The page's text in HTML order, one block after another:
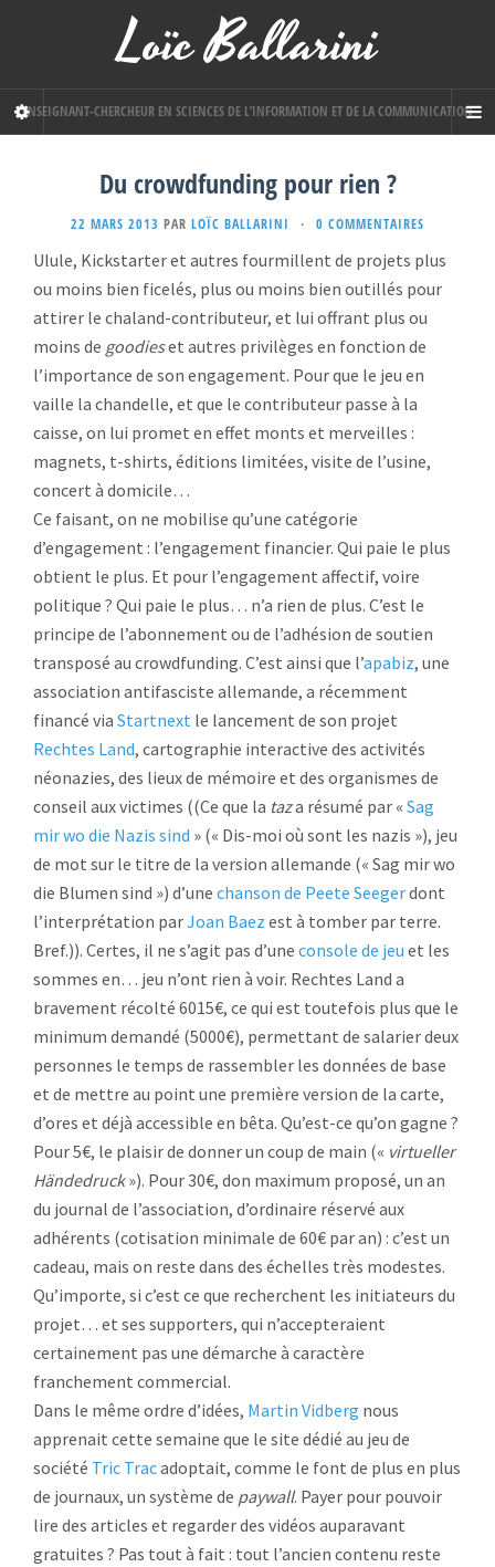
Loïc Ballarini
ENSEIGNANT-CHERCHEUR EN SCIENCES DE L’INFORMATION ET DE LA COMMUNICATION
Du crowdfunding pour rien ?
22 MARS 2013 PAR LOÏC BALLARINI · 0 COMMENTAIRES
Ulule, Kickstarter et autres fourmillent de projets plus
ou moins bien ficelés, plus ou moins bien outillés pour
attirer le chaland-contributeur, et lui offrant plus ou
moins de goodieset autres privilèges en fonction de
l’importance de son engagement. Pour que le jeu en
vaille la chandelle, et que le contributeur passe à la
caisse, on lui promet en effet monts et merveilles :
magnets, t-shirts, éditions limitées, visite de l’usine,
concert à domicile…
Ce faisant, on ne mobilise qu’une catégorie
d’engagement : l’engagement financier. Qui paie le plus
obtient le plus. Et pour l’engagement affectif, voire
politique ? Qui paie le plus… n’a rien de plus. C’est le
principe de l’abonnement ou de l’adhésion de soutien
transposé au crowdfunding. C’est ainsi que l’apabiz, une
association antifasciste allemande, a récemment
financé via Startnext le lancement de son projet
Rechtes Land, cartographie interactive des activités
néonazies, des lieux de mémoire et des organismes de
conseil aux victimes ((Ce que la taza résumé par « Sag
mir wo die Nazis sind » (« Dis-moi où sont les nazis »), jeu
de mot sur le titre de la version allemande (« Sag mir wo
die Blumen sind ») d’une chanson de Peete Seegerdont
l’interprétation parJoan Baez est à tomber par terre.
Bref.)). Certes, il ne s’agit pas d’une console de jeu et les
sommes en… jeu n’ont rien à voir. Rechtes Land a
bravement récolté 6015€, ce qui est toutefois plus que le
minimum demandé (5000€), permettant de salarier deux
personnes le temps de rassembler les données de base
et de mettre au point une première version de la carte,
d’ores et déjà accessible en bêta. Qu’est-ce qu’on gagne ?
Pour 5€, le plaisir de donner un coup de main (« virtueller
Händedruck»). Pour 30€, don maximum proposé, un an
du journal de l’association, d’ordinaire réservé aux
adhérents (cotisation minimale de 60€ par an) : c’est un
cadeau, mais on reste dans des échelles très modestes.
Qu’importe, si c’est ce que recherchent les initiateurs du
projet… et ses supporters, qui n’accepteraient
certainement pas une démarche à caractère
franchement commercial.
Dans le même ordre d’idées, Martin Vidberg nous
apprenait cette semaine que le site dédié au jeu de
société Tric Tracadoptait, comme le font de plus en plus
de journaux, un système de paywall. Payer pour pouvoir
lire des articles et regarder des vidéos auparavant
gratuites ? Pas tout à fait : tout l’ancien contenu reste